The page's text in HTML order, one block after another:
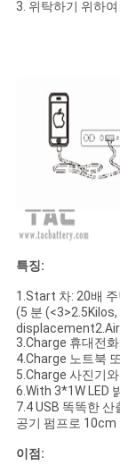
3. 위탁하기 위하
특징:
1.Start 차: 20배
(5 분
displacement2.Air
3.Charge 휴대전
4.Charge 노트북
5.Charge 사진기
6.With 3*1W LED
7.4 USB 똑똑한 산
공기 펌프로 10cm
이점: